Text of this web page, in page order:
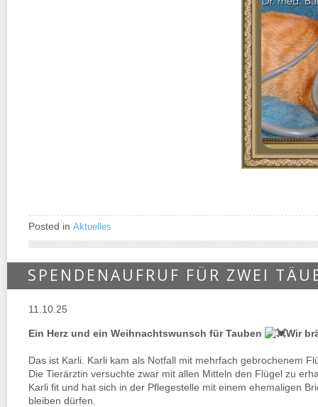
Posted in Aktuelles
SPENDENAUFRUF FÜR ZWEI
11.10.25
Ein Herz und ein Weihnachtswunsch für Tauben Wir
Das ist Karli. Karli kam als Notfall mit mehrfach gebrochenem
Die Tierärztin versuchte zwar mit allen Mitteln den Flügel zu
Karli fit und hat sich in der Pflegestelle mit einem ehemaligen
bleiben dürfen.